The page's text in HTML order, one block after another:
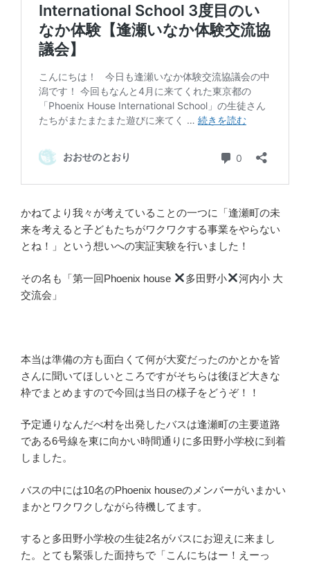
かねてより我々が考えていることの一つに「逢瀬町の未
来を考えると子どもたちがワクワクする事業をやらない
とね！」という想いへの実証実験を行いました！
その名も「第一回Phoenix house 多田野小
河内小 大
交流会」
本当は準備の方も面白くて何が大変だったのかとかを皆
さんに聞いてほしいところですがそちらは後ほど大きな
枠でまとめますので今回は当日の様子をどうぞ！！
予定通りなんだべ村を出発したバスは逢瀬町の主要道路
である6号線を東に向かい時間通りに多田野小学校に到着
しました。
バスの中には10名のPhoenix houseのメンバーがいまかい
まかとワクワクしながら待機してます。
すると多田野小学校の生徒2名がバスにお迎えに来まし
た。とても緊張した面持ちで「こんにちはー！えーっ